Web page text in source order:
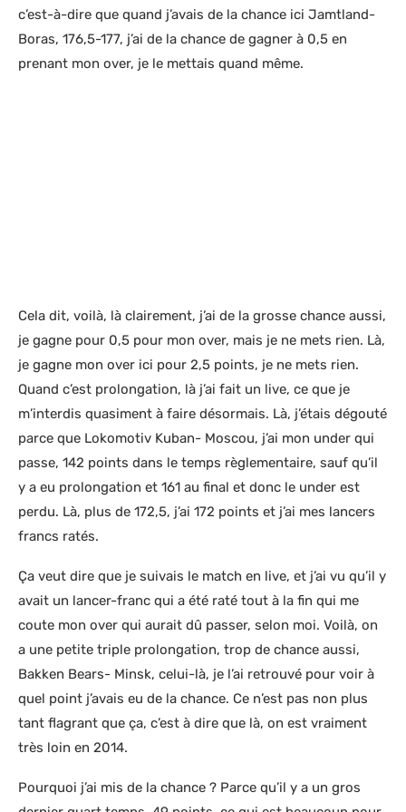
c’est-à-dire que quand j’avais de la chance ici Jamtland-
Boras, 176,5-177, j’ai de la chance de gagner à 0,5 en
prenant mon over, je le mettais quand même.
Cela dit, voilà, là clairement, j’ai de la grosse chance aussi,
je gagne pour 0,5 pour mon over, mais je ne mets rien. Là,
je gagne mon over ici pour 2,5 points, je ne mets rien.
Quand c’est prolongation, là j’ai fait un live, ce que je
m’interdis quasiment à faire désormais. Là, j’étais dégouté
parce que Lokomotiv Kuban- Moscou, j’ai mon under qui
passe, 142 points dans le temps règlementaire, sauf qu’il
y a eu prolongation et 161 au final et donc le under est
perdu. Là, plus de 172,5, j’ai 172 points et j’ai mes lancers
francs ratés.
Ça veut dire que je suivais le match en live, et j’ai vu qu’il y
avait un lancer-franc qui a été raté tout à la fin qui me
coute mon over qui aurait dû passer, selon moi. Voilà, on
a une petite triple prolongation, trop de chance aussi,
Bakken Bears- Minsk, celui-là, je l’ai retrouvé pour voir à
quel point j’avais eu de la chance. Ce n’est pas non plus
tant flagrant que ça, c’est à dire que là, on est vraiment
très loin en 2014.
Pourquoi j’ai mis de la chance ? Parce qu’il y a un gros